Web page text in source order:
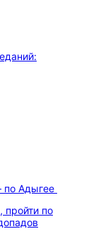
по Адыгее
пройти по